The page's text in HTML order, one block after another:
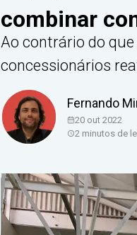
combinar
Ao contrário do
concessionários
Fernando
20 out 2022
2 minutos de